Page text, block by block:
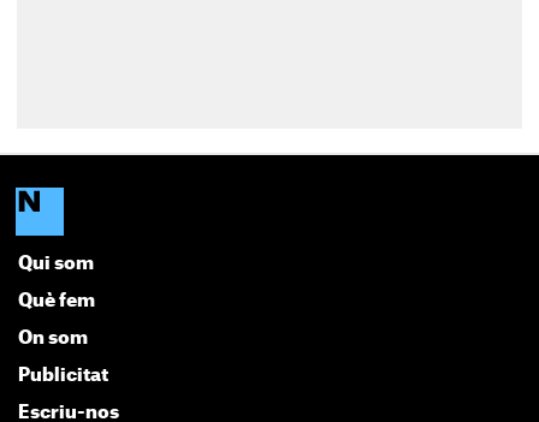
Qui som
Què fem
On som
Publicitat
Escriu-nos